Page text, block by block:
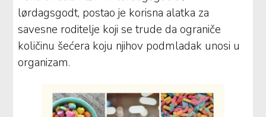
lørdagsgodt, postao je korisna alatka za
savesne roditelje koji se trude da ograniče
količinu šećera koju njihov podmladak unosi u
organizam.